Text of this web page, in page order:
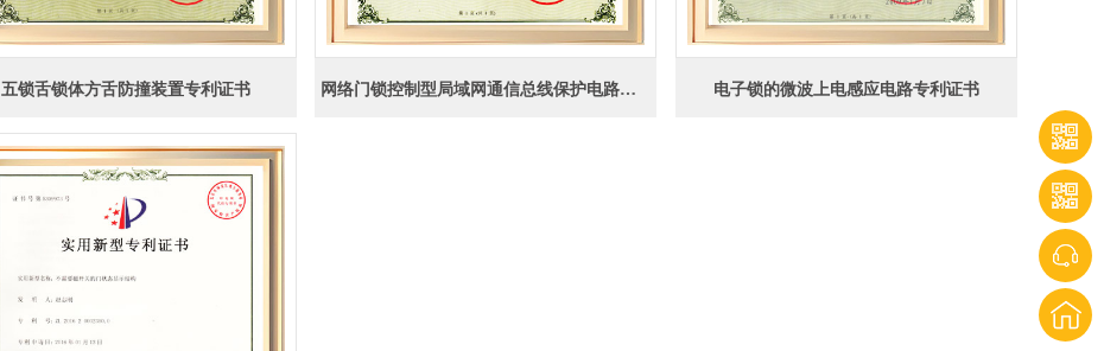
五锁舌锁体方舌防撞装置专利证书 网络门锁控制型局域网通信总线保护电路证书 电子锁的微波上电感应电路专利证书